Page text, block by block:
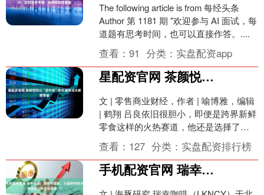
The following article is from 每经头条
Author 第 1181 期 "欢迎参与 AI 面试，每
道题有思考时间，也可以直接作答。....
查看：91 分类： 实盘配资app
星配资官网 茶颜悦色以“店中店”形式谨慎试水新鲜零食
文 | 零售商业财经，作者 | 喻博雅，编辑
| 鹤翔 吕良依旧很胆小，即便是跨界新鲜
零食这样的火热赛道，他还是选择了以
店中店的形式谨慎试水。 4 月 28 日....
查看： 127 分类： 实盘配资排行榜
手机配资官网 瑞幸咖啡：增收不增利，小蓝杯何时才能走出＂外卖后遗症＂？